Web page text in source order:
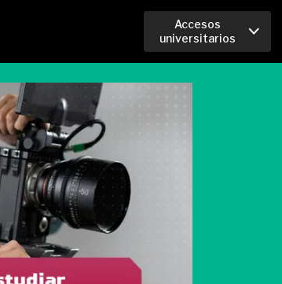
Accesos
universitarios